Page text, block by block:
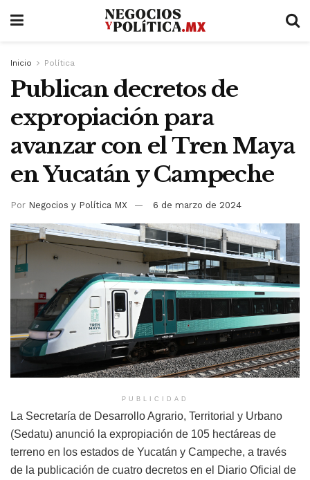
Inicio Política
Publican decretos de
expropiación para
avanzar con el Tren Maya
en Yucatán y Campeche
Por Negocios y Política MX 6 de marzo de 2024
PUBLICIDAD
La Secretaría de Desarrollo Agrario, Territorial y Urbano
(Sedatu) anunció la expropiación de 105 hectáreas de
terreno en los estados de Yucatán y Campeche, a través
de la publicación de cuatro decretos en el Diario Oficial de